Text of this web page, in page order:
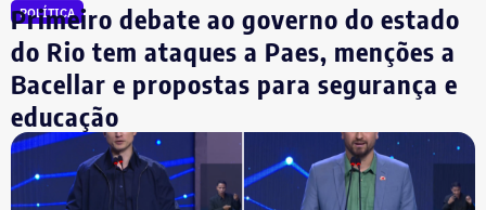
POLÍTICA
Primeiro debate ao governo do estado
do Rio tem ataques a Paes, menções a
Bacellar e propostas para segurança e
educação